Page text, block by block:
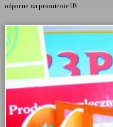
odporne na promienie UV